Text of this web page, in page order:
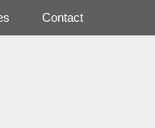
Contact